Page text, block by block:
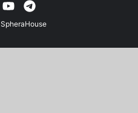
SpheraHouse